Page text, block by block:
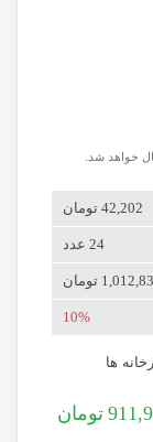
خواهد شد.
42,202 تومان
24 عدد
تومان
10%
ها
تومان